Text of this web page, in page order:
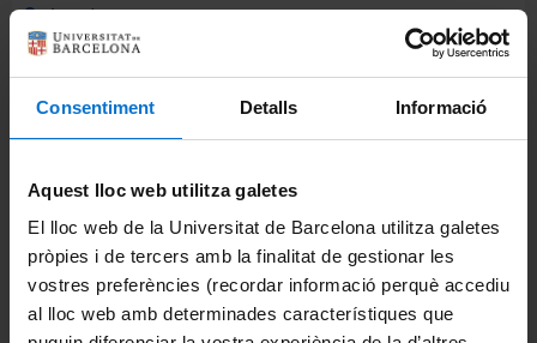
Consentiment Detalls Informació
Aquest lloc web utilitza galetes
El lloc web de la Universitat de Barcelona utilitza galetes
pròpies i de tercers amb la finalitat de gestionar les
vostres preferències (recordar informació perquè accediu
al lloc web amb determinades característiques que
Introduction
Recommended applicant profile and admission
requirements
Pre-enrolment
Admission list
Course curriculum
Course curriculum
Credit recognition
Placements
Teaching methodology and assessment system